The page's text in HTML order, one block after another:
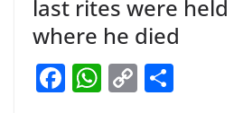
last rites were
where he died
F W C